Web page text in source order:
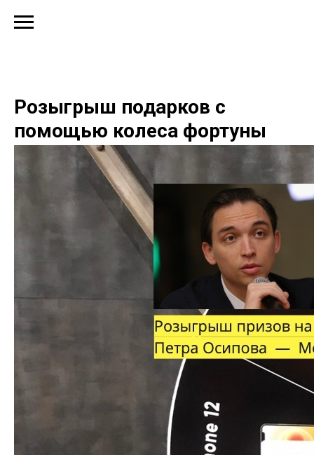
Розыгрыш подарков с
помощью колеса фортуны